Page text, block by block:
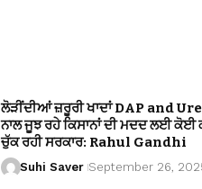
ਲੋੜੀਂਦੀਆਂ ਜ਼ਰੂਰੀ ਖਾਦਾਂ DAP and
ਨਾਲ ਜੂਝ ਰਹੇ ਕਿਸਾਨਾਂ ਦੀ ਮਦਦ ਲਈ ਕੋਈ
ਚੁੱਕ ਰਹੀ ਸਰਕਾਰ: Rahul Gandhi
Suhi Saver September 26,